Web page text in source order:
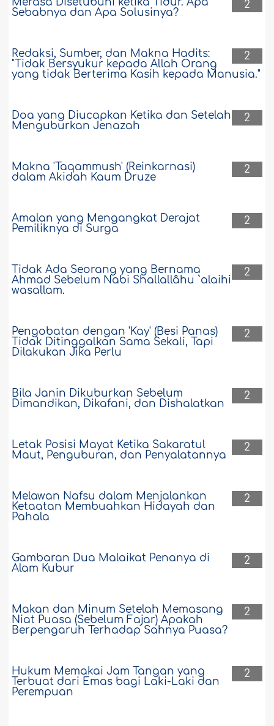
2
Sebabnya dan Apa Solusinya?
2
Redaksi, Sumber, dan Makna Hadits:
"Tidak Bersyukur kepada Allah Orang
yang tidak Berterima Kasih kepada Manusia."
2
Doa yang Diucapkan Ketika dan Setelah
Menguburkan Jenazah
2
Makna 'Taqammush' (Reinkarnasi)
dalam Akidah Kaum Druze
2
Amalan yang Mengangkat Derajat
Pemiliknya di Surga
2
Tidak Ada Seorang yang Bernama
Ahmad Sebelum Nabi Shallallâhu `alaihi
wasallam.
2
Pengobatan dengan 'Kay' (Besi Panas)
Tidak Ditinggalkan Sama Sekali, Tapi
Dilakukan Jika Perlu
2
Bila Janin Dikuburkan Sebelum
Dimandikan, Dikafani, dan Dishalatkan
2
Letak Posisi Mayat Ketika Sakaratul
Maut, Penguburan, dan Penyalatannya
2
Melawan Nafsu dalam Menjalankan
Ketaatan Membuahkan Hidayah dan
Pahala
2
Gambaran Dua Malaikat Penanya di
Alam Kubur
2
Makan dan Minum Setelah Memasang
Niat Puasa (Sebelum Fajar) Apakah
Berpengaruh Terhadap Sahnya Puasa?
2
Hukum Memakai Jam Tangan yang
Terbuat dari Emas bagi Laki-Laki dan
Perempuan